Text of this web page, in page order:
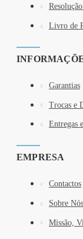
Livro de
Garantias
Trocas e
Entregas
EMPRESA
Contactos
Sobre Nós
Missão,